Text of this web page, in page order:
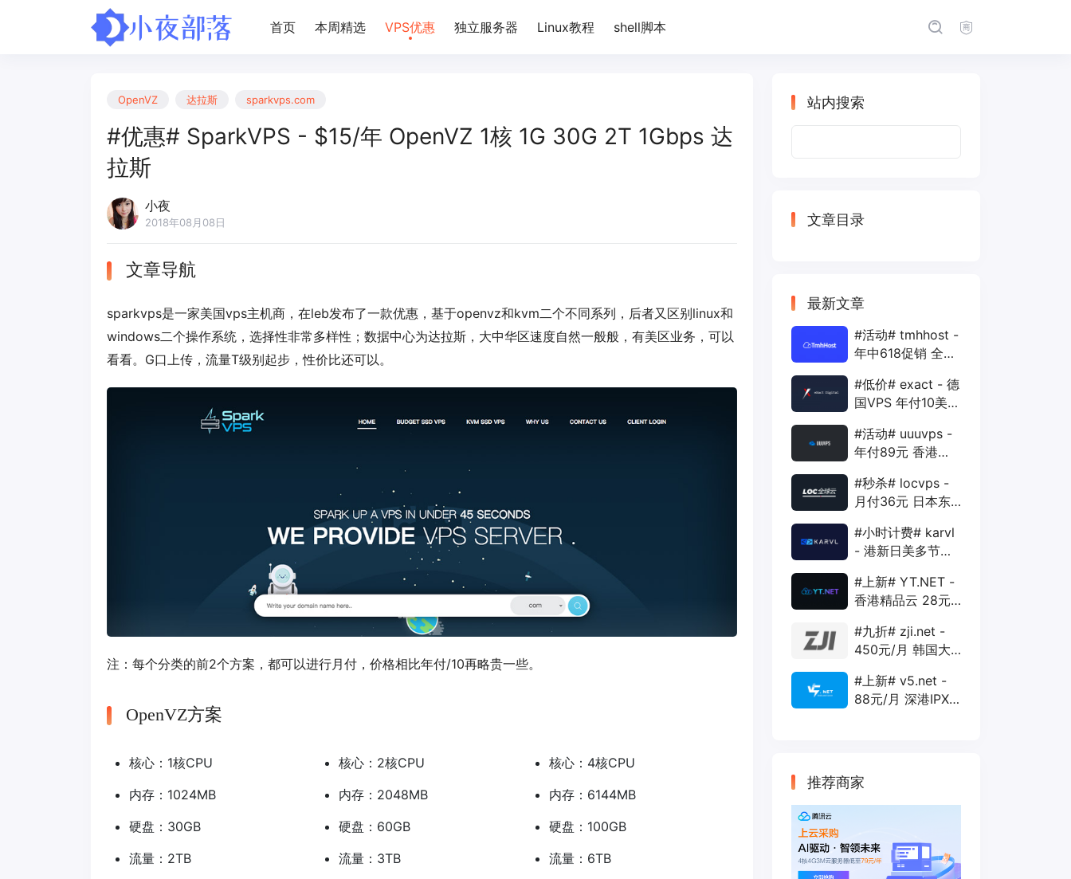
首页 本周精选 VPS优惠 独立服务器 Linux教程 shell脚本
OpenVZ 达拉斯 sparkvps.com
#优惠# SparkVPS - $15/年 OpenVZ 1核 1G 30G 2T 1Gbps 达
拉斯
小夜
2018年08月08日
文章导航
sparkvps是一家美国vps主机商，在leb发布了一款优惠，基于openvz和kvm二个不同系列，后者又区别linux和
windows二个操作系统，选择性非常多样性；数据中心为达拉斯，大中华区速度自然一般般，有美区业务，可以
看看。G口上传，流量T级别起步，性价比还可以。
注：每个分类的前2个方案，都可以进行月付，价格相比年付/10再略贵一些。
OpenVZ方案
核心：1核CPU
内存：1024MB
硬盘：30GB
流量：2TB
核心：2核CPU
内存：2048MB
硬盘：60GB
流量：3TB
核心：4核CPU
内存：6144MB
硬盘：100GB
流量：6TB
站内搜索
文章目录
最新文章
#活动# tmhhost -
年中618促销 全场
年付VPS
#低价# exact - 德
国VPS 年付10美元
1Gbps
#活动# uuuvps -
年付89元 香港
400G 30M
#秒杀# locvps -
月付36元 日本东
40G 1T 450Mbps
#小时计费# karvl
- 港新日美多节点
20G 5T 1Gbps
#上新# YT.NET -
香港精品云 28元/
AS10099+移动
CMI
#九折# zji.net -
450元/月 韩国大
优化和纯国际线路
#上新# v5.net -
88元/月 深港IPX
推荐商家